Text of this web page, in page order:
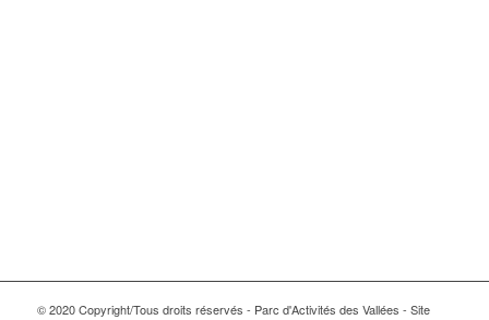
© 2020 Copyright/Tous droits réservés - Parc d'Activités des Vallées - Site